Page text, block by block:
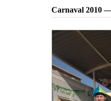
Carnaval 2010